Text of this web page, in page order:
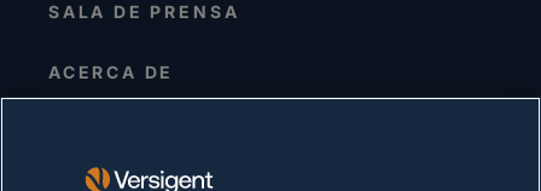
SALA DE PRENSA
ACERCA DE
Alta dirección
Proveedores